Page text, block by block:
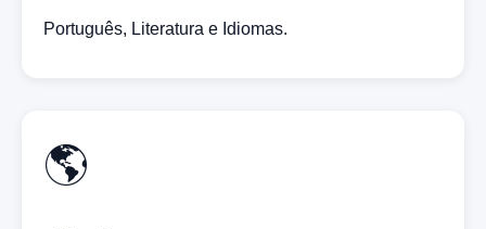
Português, Literatura e Idiomas.
🌎